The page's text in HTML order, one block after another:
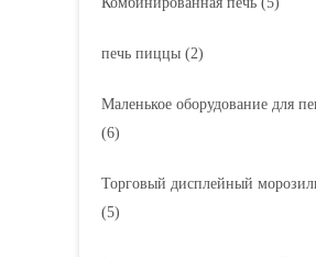
печь пиццы (2)
Маленькое оборудование для
(6)
Торговый дисплейный
(5)